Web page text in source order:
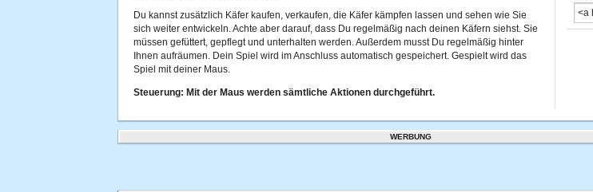
Du kannst zusätzlich Käfer kaufen, verkaufen, die Käfer kämpfen lassen und sehen wie Sie
sich weiter entwickeln. Achte aber darauf, dass Du regelmäßig nach deinen Käfern siehst. Sie
müssen gefüttert, gepflegt und unterhalten werden. Außerdem musst Du regelmäßig hinter
Ihnen aufräumen. Dein Spiel wird im Anschluss automatisch gespeichert. Gespielt wird das
Spiel mit deiner Maus.
Steuerung: Mit der Maus werden sämtliche Aktionen durchgeführt.
WERBUNG